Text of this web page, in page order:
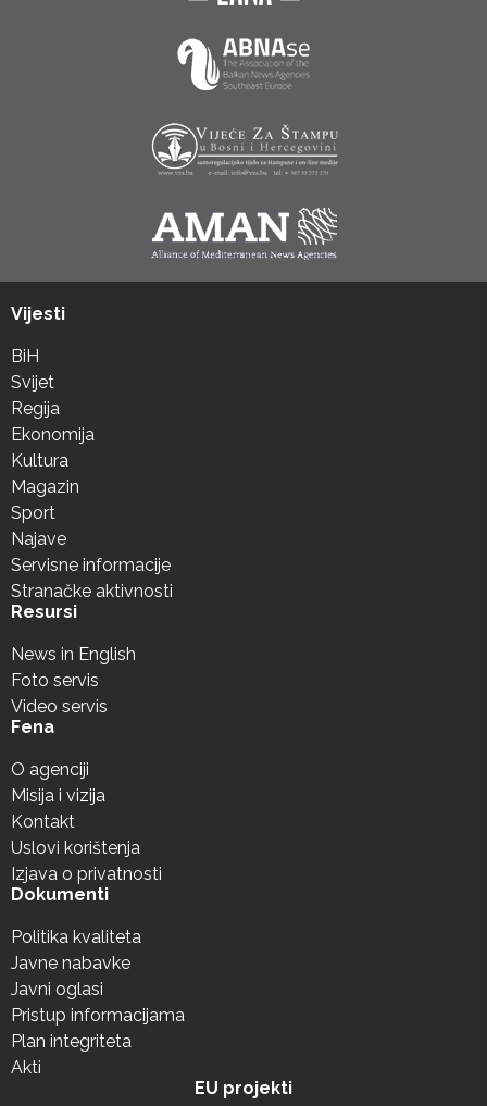
Vijesti
BiH
Svijet
Regija
Ekonomija
Kultura
Magazin
Sport
Najave
Servisne informacije
Stranačke aktivnosti
Resursi
News in English
Foto servis
Video servis
Fena
O agenciji
Misija i vizija
Kontakt
Uslovi korištenja
Izjava o privatnosti
Dokumenti
Politika kvaliteta
Javne nabavke
Javni oglasi
Pristup informacijama
Plan integriteta
Akti
EU projekti